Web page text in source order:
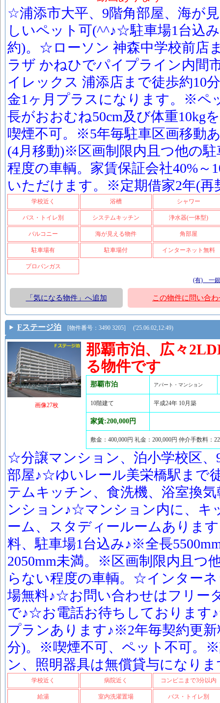
☆浦添市大平、9階角部屋、海が
しいペット可(^^♪☆駐車場1台込
約)。☆ローソン 神森中学校前店
ラザ かねひでパイプライン内間
イレックス 浦添店まで徒歩約10
金1ヶ月プラスになります。※ペ
長がおおむね50cm及び体重10kg
喫煙不可。※5年毎駐車区画移動
(4月移動)※区画制限内且つ他の
程度の車輌。家賃保証会社40%～
いただけます。※定期借家2年(再
学校近く 浴槽 シャワー
バス・トイレ別 システムキッチン 浄水器(一体型)
バルコニー 海が見える物件 角部屋
駐車場有 駐車場付 インターネット無料
プロパンガス
(有) 一銀
「気になる物件」へ追加 この物件に問い合わ
Fステージ泊 [物件番号：3490 3205] ('25.06.02,12:49)
画像27枚
那覇市泊、広々
る物件です
那覇市泊 アパート・マンション
10階建て 平成24年 10月築
家賃:200,000円
敷金：400,000円 礼金：200,000円 仲介手数料
☆分譲マンション、泊小学校区
部屋♪☆ゆいレール美栄橋駅まで
テムキッチン、食洗機、浴室換
ンション♪☆マンション内に、キ
ーム、スタディールームありま
料、駐車場1台込み♪※全長
2050mm未満。※区画制限内且つ
らない程度の車輌。☆インター
場無料♪☆お問い合わせはフリー
で♪☆お電話お待ちしております
プランあります♪※2年毎契約更
分)。※喫煙不可、ペット不可。
ン、照明器具は無償貸与になり
学校近く 病院近く コンビニまで3分以内
給湯 室内洗濯置場 バス・トイレ別